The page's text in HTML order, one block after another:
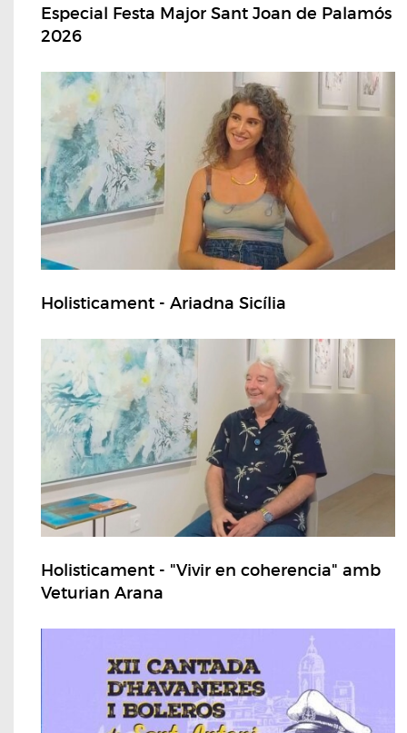
Especial Festa Major Sant Joan de Palamós
2026
Holisticament - Ariadna Sicília
Holisticament - "Vivir en coherencia" amb
Veturian Arana